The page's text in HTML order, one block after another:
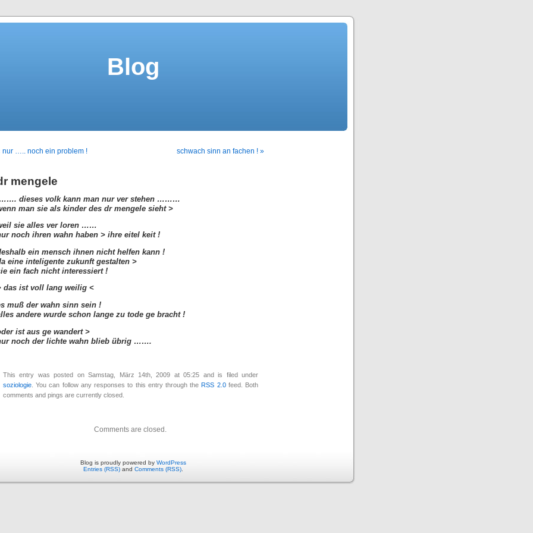
Blog
nur ….. noch ein problem ! schwach sinn an fachen ! »
mengele
dieses volk kann man nur ver stehen ………
man sie als kinder des dr mengele sieht >
sie alles ver loren ……
noch ihren wahn haben > ihre eitel keit !
ein mensch ihnen nicht helfen kann !
eine inteligente zukunft gestalten >
ein fach nicht interessiert !
das ist voll lang weilig <
muß der wahn sinn sein !
andere wurde schon lange zu tode ge bracht !
ist aus ge wandert >
noch der lichte wahn blieb übrig …….
This entry was posted on Samstag, März 14th, 2009 at 05:25 and is filed under
soziologie . You can follow any responses to this entry through theRSS 2.0feed. Both
comments and pings are currently closed.
Comments are closed.
Blog is proudly powered by WordPress
Entries (RSS) and Comments (RSS)